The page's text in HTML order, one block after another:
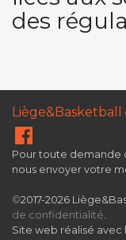
des
Liège&Basketball
Pour toute demande
nous envoyer votre
©2017-2026
de confidentialité.
Site web réalisé avec